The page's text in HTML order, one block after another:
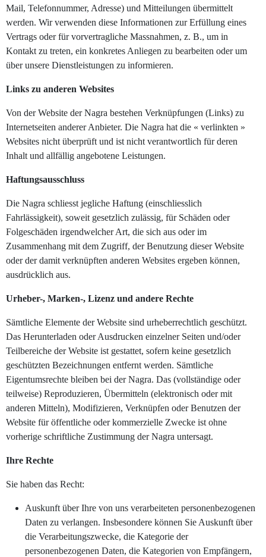
Mail, Telefonnummer, Adresse) und Mitteilungen übermittelt
werden. Wir verwenden diese Informationen zur Erfüllung eines
Vertrags oder für vorvertragliche Massnahmen, z. B., um in
Kontakt zu treten, ein konkretes Anliegen zu bearbeiten oder um
über unsere Dienstleistungen zu informieren.
Links zu anderen Websites
Von der Website der Nagra bestehen Verknüpfungen (Links) zu
Internetseiten anderer Anbieter. Die Nagra hat die « verlinkten »
Websites nicht überprüft und ist nicht verantwortlich für deren
Inhalt und allfällig angebotene Leistungen.
Haftungsausschluss
Die Nagra schliesst jegliche Haftung (einschliesslich
Fahrlässigkeit), soweit gesetzlich zulässig, für Schäden oder
Folgeschäden irgendwelcher Art, die sich aus oder im
Zusammenhang mit dem Zugriff, der Benutzung dieser Website
oder der damit verknüpften anderen Websites ergeben können,
ausdrücklich aus.
Urheber-, Marken-, Lizenz und andere Rechte
Sämtliche Elemente der Website sind urheberrechtlich geschützt.
Das Herunterladen oder Ausdrucken einzelner Seiten und/oder
Teilbereiche der Website ist gestattet, sofern keine gesetzlich
geschützten Bezeichnungen entfernt werden. Sämtliche
Eigentumsrechte bleiben bei der Nagra. Das (vollständige oder
teilweise) Reproduzieren, Übermitteln (elektronisch oder mit
anderen Mitteln), Modifizieren, Verknüpfen oder Benutzen der
Website für öffentliche oder kommerzielle Zwecke ist ohne
vorherige schriftliche Zustimmung der Nagra untersagt.
Ihre Rechte
Sie haben das Recht:
Auskunft über Ihre von uns verarbeiteten personenbezogenen
Daten zu verlangen. Insbesondere können Sie Auskunft über
die Verarbeitungszwecke, die Kategorie der
personenbezogenen Daten, die Kategorien von Empfängern,